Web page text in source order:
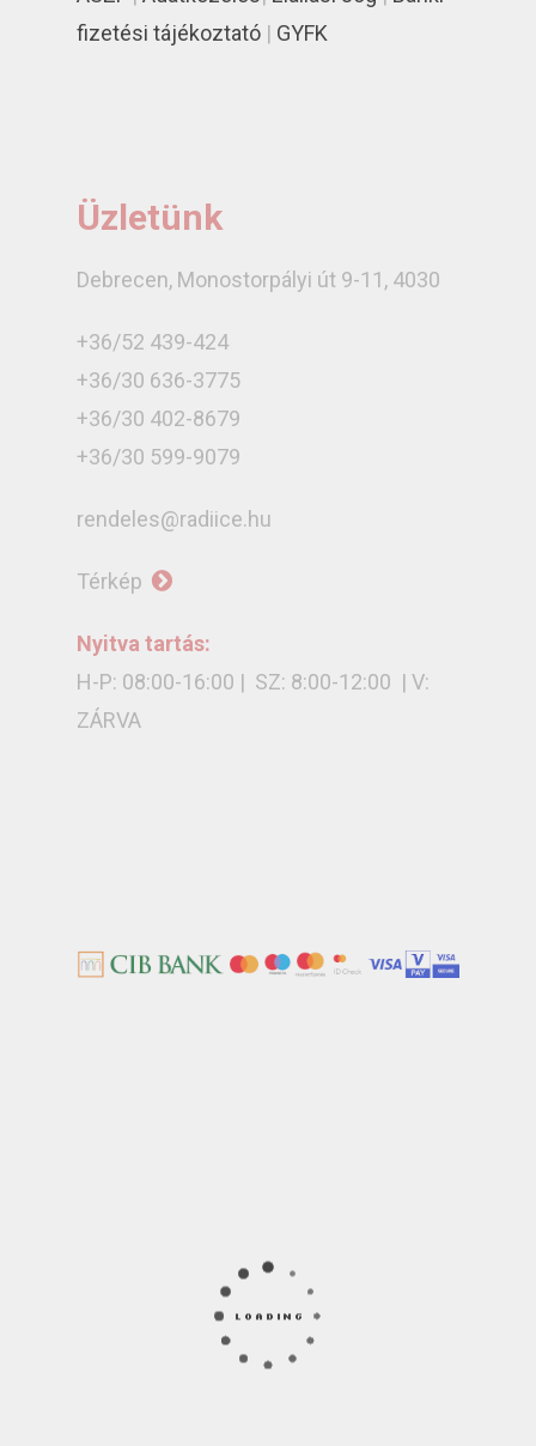
fizetési tájékoztató | GYFK
Üzletünk
Debrecen, Monostorpályi út 9-11, 4030
+36/52 439-424
+36/30 636-3775
+36/30 402-8679
+36/30 599-9079
rendeles@radiice.hu
Térkép
Nyitva tartás:
H-P: 08:00-16:00 | SZ: 8:00-12:00 | V:
ZÁRVA